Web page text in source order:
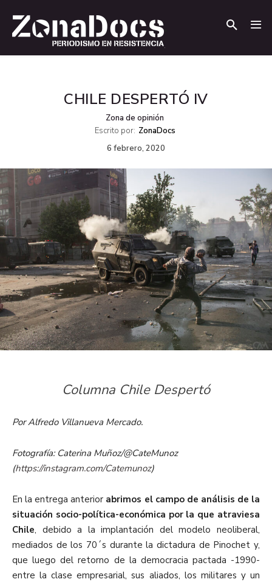
CHILE DESPERTÓ IV
Zona de opinión
Escrito por: ZonaDocs
6 febrero, 2020
Columna Chile Despertó
Por Alfredo Villanueva Mercado.
Fotografía: Caterina Muñoz/@CateMunoz
(https://instagram.com/Catemunoz)
En la entrega anterior abrimos el campo de análisis de la
situación socio-política-económica por la que atraviesa
Chile, debido a la implantación del modelo neoliberal,
mediados de los 70´s durante la dictadura de Pinochet y,
que luego del retorno de la democracia pactada -1990-
entre la clase empresarial, sus aliados, los militares y un